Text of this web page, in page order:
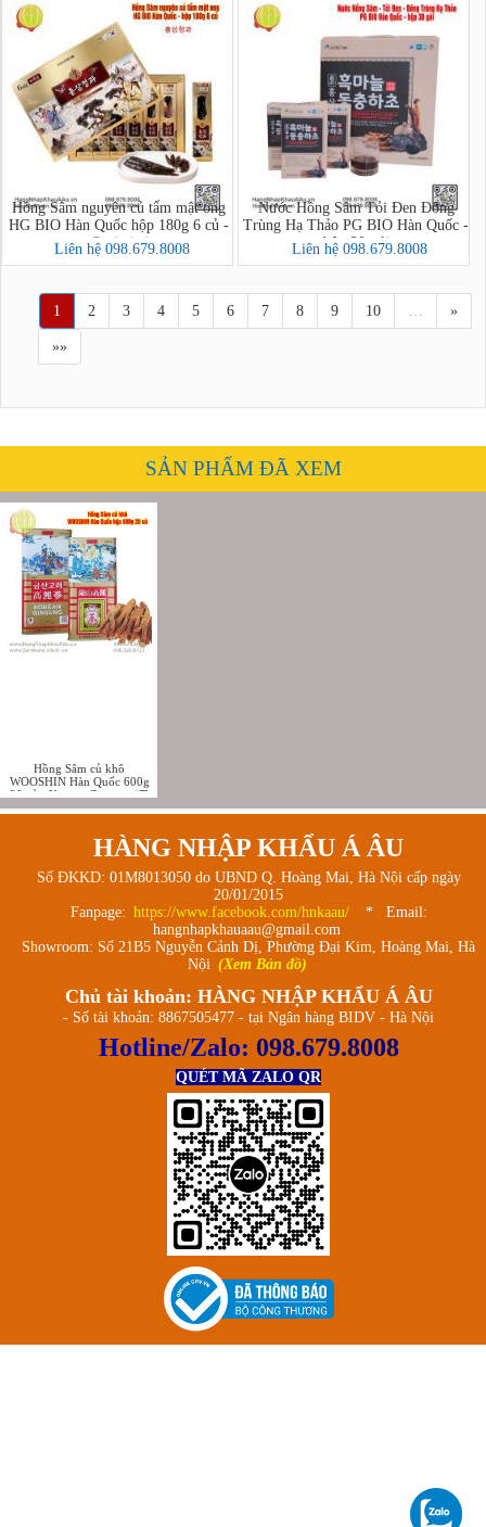
Hồng Sâm nguyên củ tẩm mật ong
HG BIO Hàn Quốc hộp 180g 6 củ -
홍삼정과
Liên hệ 098.679.8008
Nước Hồng Sâm Tỏi Đen Đông
Trùng Hạ Thảo PG BIO Hàn Quốc -
hộp 30 gói
Liên hệ 098.679.8008
1 2 3 4 5 6 7 8 9 10 … »
»»
SẢN PHẨM ĐÃ XEM
Hồng Sâm củ khô
WOOSHIN Hàn Quốc 600g
20 củ - Korean Ginseng (금
산고려)
HÀNG NHẬP KHẨU Á ÂU
Số ĐKKD: 01M8013050 do UBND Q. Hoàng Mai, Hà Nội cấp ngày
20/01/2015
Fanpage: https://www.facebook.com/hnkaau/
* Email:
hangnhapkhauaau@gmail.com
Showroom: Số 21B5 Nguyễn Cảnh Dị, Phường Đại Kim, Hoàng Mai, Hà
Nội (Xem Bản đồ)
Chủ tài khoản: HÀNG NHẬP KHẨU Á ÂU
- Số tài khoản: 8867505477 - tại Ngân hàng BIDV - Hà Nội
Hotline/Zalo: 098.679.8008
QUÉT MÃ ZALO QR